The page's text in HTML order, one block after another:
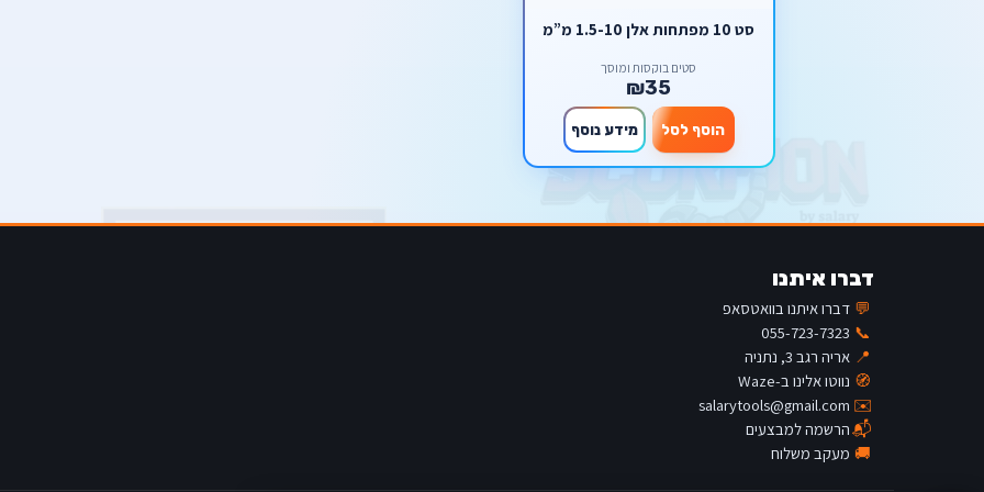
סט 10 מפתחות אלן 1.5-10 מ”מ
סטים בוקסות ומוסך
₪35
הוסף לסל מידע נוסף
דברו איתנו
💬 דברו איתנו בוואטסאפ
📞
055-723-7323
📍 אריה רגב 3, נתניה
🧭 נווטו אלינו ב-Waze
✉️
salarytools@gmail.com
📬הרשמה למבצעים
🚚 מעקב משלוח